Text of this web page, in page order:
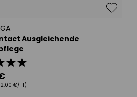
Ausgleichende
€/ 1l)